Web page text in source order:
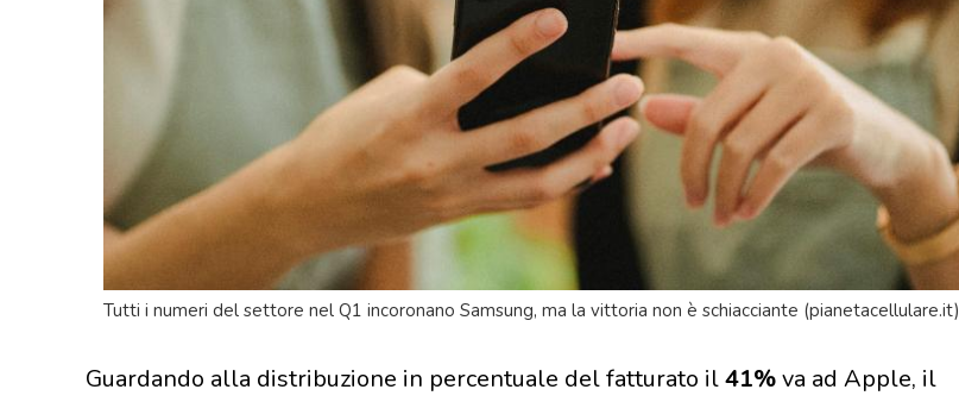
Tutti i numeri del settore nel Q1 incoronano Samsung, ma la vittoria non è schiacciante (pianetacellulare.it)
Guardando alla distribuzione in percentuale del fatturato il41%va ad Apple, il